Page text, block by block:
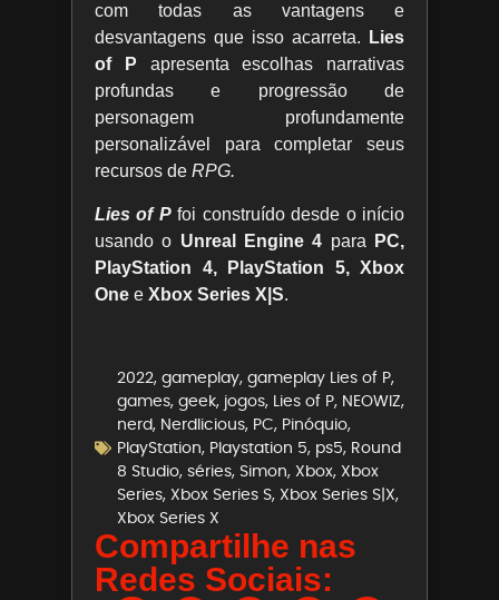
com todas as vantagens e
desvantagens que isso acarreta.
Lies
of P apresenta escolhas narrativas
profundas e progressão de
personagem profundamente
personalizável para completar seus
recursos de RPG.
Lies of Pfoi construído desde o início
usando o Unreal Engine 4 para PC,
PlayStation 4, PlayStation 5, Xbox
One e Xbox Series X|S.
2022, gameplay, gameplay Lies of P,
games, geek, jogos, Lies of P, NEOWIZ,
nerd, Nerdlicious, PC, Pinóquio,
PlayStation, Playstation 5, ps5, Round
8 Studio, séries, Simon, Xbox, Xbox
Series, Xbox Series S, Xbox Series S|X,
Xbox Series X
Compartilhe nas
Redes Sociais: